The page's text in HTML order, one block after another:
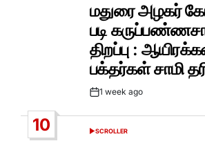
மதுரை அழகர்
படி
திறப்பு :
பக்தர்கள் சாமி
Post1 week ago
10
POSTED
SCROLLER